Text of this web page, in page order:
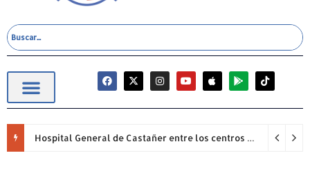
Hospital General de Castañer entre los centros de salud comunitarios con mejor desempeño clínico de Estados Unidos